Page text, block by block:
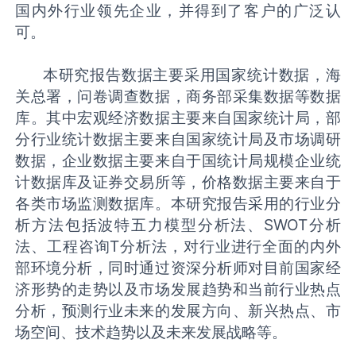
国内外行业领先企业，并得到了客户的广泛认
可。
本研究报告数据主要采用国家统计数据，海
关总署，问卷调查数据，商务部采集数据等数据
库。其中宏观经济数据主要来自国家统计局，部
分行业统计数据主要来自国家统计局及市场调研
数据，企业数据主要来自于国统计局规模企业统
计数据库及证券交易所等，价格数据主要来自于
各类市场监测数据库。本研究报告采用的行业分
析方法包括波特五力模型分析法、SWOT分析
法、工程咨询T分析法，对行业进行全面的内外
部环境分析，同时通过资深分析师对目前国家经
济形势的走势以及市场发展趋势和当前行业热点
分析，预测行业未来的发展方向、新兴热点、市
场空间、技术趋势以及未来发展战略等。